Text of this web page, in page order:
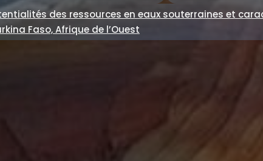
des ressources en eaux souterraines et
Faso, Afrique de l’Ouest